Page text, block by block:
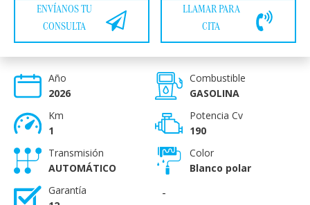
ENVÍANOS TU
CONSULTA
LLAMAR PARA
CITA
Año
2026
Km
1
Combustible
GASOLINA
Potencia Cv
190
Transmisión
AUTOMÁTICO
Garantía
Color
Blanco polar
-